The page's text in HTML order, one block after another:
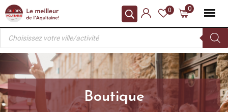
Skip
content
0
0
Recherche
produits
Boutique